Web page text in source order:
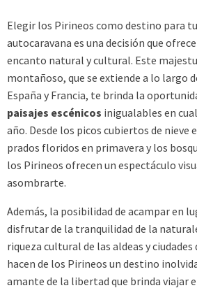
Elegir los Pirineos como destino para
autocaravana es una decisión que
encanto natural y cultural. Este
montañoso, que se extiende a lo largo
España y Francia, te brinda la
paisajes escénicos inigualables en
año. Desde los picos cubiertos de nieve
prados floridos en primavera y los
los Pirineos ofrecen un espectáculo
asombrarte.
Además, la posibilidad de acampar en
disfrutar de la tranquilidad de la
riqueza cultural de las aldeas y
hacen de los Pirineos un destino
amante de la libertad que brinda viajar